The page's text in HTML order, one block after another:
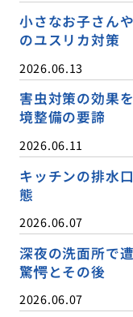
小さなお子さん
のユスリカ対策
2026.06.13
害虫対策の効果
境整備の要諦
2026.06.11
キッチンの排水
態
2026.06.07
深夜の洗面所で
驚愕とその後
2026.06.07